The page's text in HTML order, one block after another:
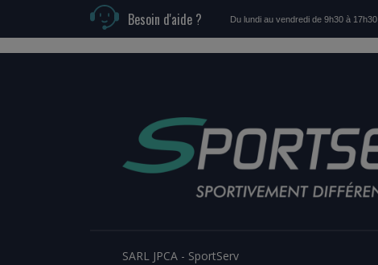
Besoin d'aide ? Du lundi au vendredi de 9h30 à 17h30
SARL JPCA - SportServ